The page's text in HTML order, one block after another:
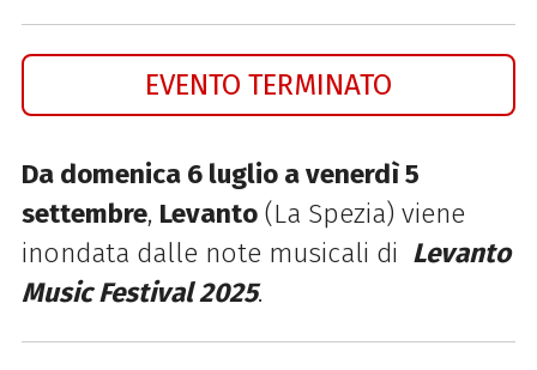
EVENTO TERMINATO
Da domenica 6 luglio a venerdì 5
settembre, Levanto(La Spezia) viene
inondata dalle note musicali di Levanto
Music Festival 2025.